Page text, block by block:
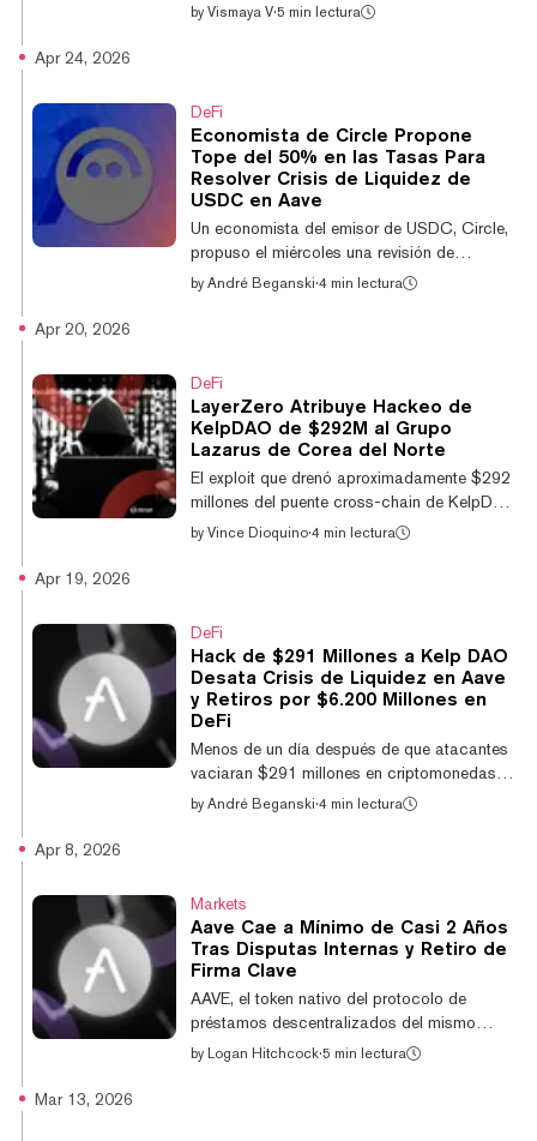
recuperación coordinado, denominado "DeFi
préstamos del sector con un déficit estimado
de entre $123,7 millones y $230,1 millones.
El miércoles, el fundador de Aave, Stani
Kulechov, dio inicio a la iniciativa con un
compromiso personal de 5.000 ETH. Aave
by Vismaya V·5 min lectura
Apr 24, 2026
DeFi
Economista de Circle Propone
Tope del 50% en las Tasas Para
Resolver Crisis de Liquidez de
USDC en Aave
Un economista del emisor de USDC, Circle,
propuso el miércoles una revisión de
emergencia de la mecánica de préstamos
préstamos durante los últimos cinco días.
Luego de que los usuarios tomaran
prestadas cantidades masivas de
stablecoins para escapar del impacto
asociado al reciente exploit de $291
millones de Kelp DAO, cuadruplica...
by André Beganski·4 min lectura
Apr 20, 2026
DeFi
LayerZero Atribuye Hackeo de
KelpDAO de $292M al Grupo
Lazarus de Corea del Norte
El exploit que drenó aproximadamente $292
millones del puente cross-chain de KelpDAO
durante el fin de semana fue "probablemente"
116.500 rsETH, un token de restaking líquido
respaldado por ether en staking, del puente
de KelpDAO el sábado, desencadenando
retiros en todo el sector de las finanzas
descentralizadas que extrajeron m...
by Vince Dioquino·4 min lectura
Apr 19, 2026
DeFi
Hack de $291 Millones a Kelp DAO
Desata Crisis de Liquidez en Aave
y Retiros por $6.200 Millones en
DeFi
Menos de un día después de que atacantes
vaciaran $291 millones en criptomonedas
de la infraestructura vinculada al proyecto de
liquidez. El sábado fue explotado un puente
que normalmente permite a los usuarios
mover un activo llamado rsETH de una red a
otra, lo que llevó a Aave a congelar los
mercados vinculados al token, que l...
by André Beganski·4 min lectura
Apr 8, 2026
Markets
Aave Cae a Mínimo de Casi 2 Años
Tras Disputas Internas y Retiro de
Firma Clave
AAVE, el token nativo del protocolo de
préstamos descentralizados del mismo
nombre, cayó el martes a su nivel más bajo
by Logan Hitchcock·5 min lectura
Mar 13, 2026